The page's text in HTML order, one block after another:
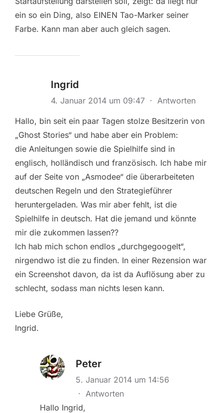
ein so ein Ding, also EINEN Tao-Marker seiner
Farbe. Kann man aber auch gleich sagen.
Ingrid
4. Januar 2014 um 09:47 · Antworten
Hallo, bin seit ein paar Tagen stolze Besitzerin von
„Ghost Stories“ und habe aber ein Problem:
die Anleitungen sowie die Spielhilfe sind in
englisch, holländisch und französisch. Ich habe mir
auf der Seite von „Asmodee“ die überarbeiteten
deutschen Regeln und den Strategieführer
heruntergeladen. Was mir aber fehlt, ist die
Spielhilfe in deutsch. Hat die jemand und könnte
mir die zukommen lassen??
Ich hab mich schon endlos „durchgegoogelt“,
nirgendwo ist die zu finden. In einer Rezension war
ein Screenshot davon, da ist da Auflösung aber zu
schlecht, sodass man nichts lesen kann.
Liebe Grüße,
Ingrid.
Peter
5. Januar 2014 um 14:56
· Antworten
Hallo Ingrid,